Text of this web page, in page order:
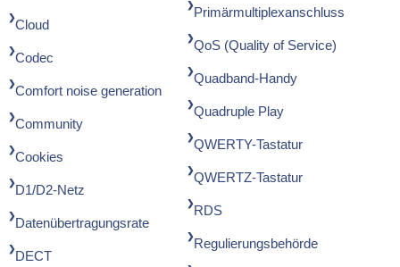
Cloud
Codec
Comfort noise generation
Community
Cookies
D1/D2-Netz
Datenübertragungsrate
DECT
Primärmultiplexanschluss
QoS (Quality of Service)
Quadband-Handy
Quadruple Play
QWERTY-Tastatur
QWERTZ-Tastatur
RDS
Regulierungsbehörde